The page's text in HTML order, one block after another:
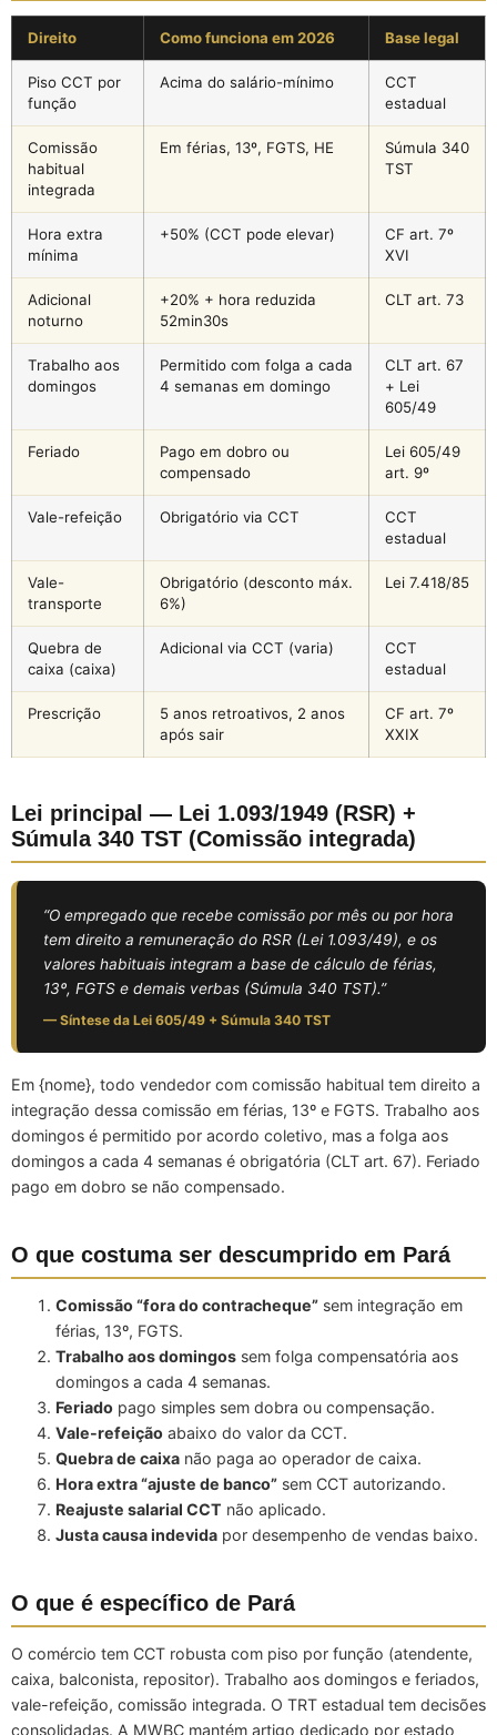
Direito Como funciona em 2026 Base legal
Piso CCT por
função
Acima do salário-mínimo
CCT
estadual
Comissão
habitual
integrada
Em férias, 13º, FGTS, HE
Súmula 340
TST
Hora extra
mínima
+50% (CCT pode elevar)
CF art. 7º
XVI
Adicional
noturno
+20% + hora reduzida
52min30s
CLT art. 73
Trabalho aos
domingos
Permitido com folga a cada
4 semanas em domingo
CLT art. 67
+ Lei
605/49
Feriado
Pago em dobro ou
compensado
Lei 605/49
art. 9º
Vale-refeição Obrigatório via CCT
CCT
estadual
Vale-
transporte
Obrigatório (desconto máx.
6%)
Lei 7.418/85
Quebra de
caixa (caixa)
Adicional via CCT (varia)
CCT
estadual
Prescrição
5 anos retroativos, 2 anos
após sair
CF art. 7º
XXIX
Lei principal — Lei 1.093/1949 (RSR) +
Súmula 340 TST (Comissão integrada)
“O empregado que recebe comissão por mês ou por hora
tem direito a remuneração do RSR (Lei 1.093/49), e os
valores habituais integram a base de cálculo de férias,
13º, FGTS e demais verbas (Súmula 340 TST).”
— Síntese da Lei 605/49 + Súmula 340 TST
Em {nome}, todo vendedor com comissão habitual tem direito a
integração dessa comissão em férias, 13º e FGTS. Trabalho aos
domingos é permitido por acordo coletivo, mas a folga aos
domingos a cada 4 semanas é obrigatória (CLT art. 67). Feriado
pago em dobro se não compensado.
O que costuma ser descumprido em Pará
Comissão “fora do contracheque” sem integração em
férias, 13º, FGTS.
Trabalho aos domingos sem folga compensatória aos
domingos a cada 4 semanas.
Feriado pago simples sem dobra ou compensação.
Vale-refeição abaixo do valor da CCT.
Quebra de caixa não paga ao operador de caixa.
Hora extra “ajuste de banco” sem CCT autorizando.
Reajuste salarial CCT não aplicado.
Justa causa indevida por desempenho de vendas baixo.
O que é específico de Pará
O comércio tem CCT robusta com piso por função (atendente,
caixa, balconista, repositor). Trabalho aos domingos e feriados,
vale-refeição, comissão integrada. O TRT estadual tem decisões
consolidadas. A MWBC mantém artigo dedicado por estado